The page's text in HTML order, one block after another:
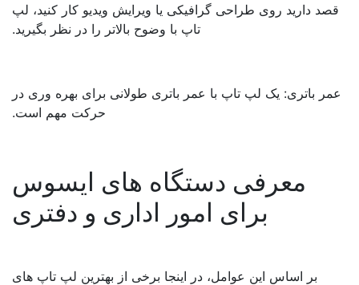
دارید روی طراحی گرافیکی یا ویرایش ویدیو کار کنید، لپ
تاپ با وضوح بالاتر را در نظر بگیرید.
باتری: یک لپ تاپ با عمر باتری طولانی برای بهره وری در
حرکت مهم است.
معرفی دستگاه های ایسوس
برای امور اداری و دفتری
بر اساس این عوامل، در اینجا برخی از بهترین لپ تاپ های